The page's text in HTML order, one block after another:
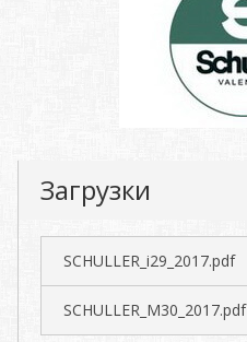
Загрузки
SCHULLER_i29_2017.pdf
SCHULLER_M30_2017.pdf